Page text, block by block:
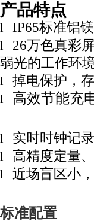
产品特点
l IP65标准铝
l 26万色真彩
弱光的工作环
l 掉电保护，
l 高效节能充
l 实时时钟记
l 高精度定量
l 近场盲区小
标准配置